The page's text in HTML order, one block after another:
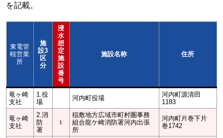
を記載。
東電管
轄営業
所
施
設3
区
分
浸
水
想
定
施
設
番
号
施設名称 住所
竜ヶ崎
支社
1.役
場
河内町役場
河内町源清田
1183
竜ヶ崎
支社
2.消
防
署
1
稲敷地方広域市町村圏事務
組合龍ケ崎消防署河内出張
所
河内町片巻下片
巻1742